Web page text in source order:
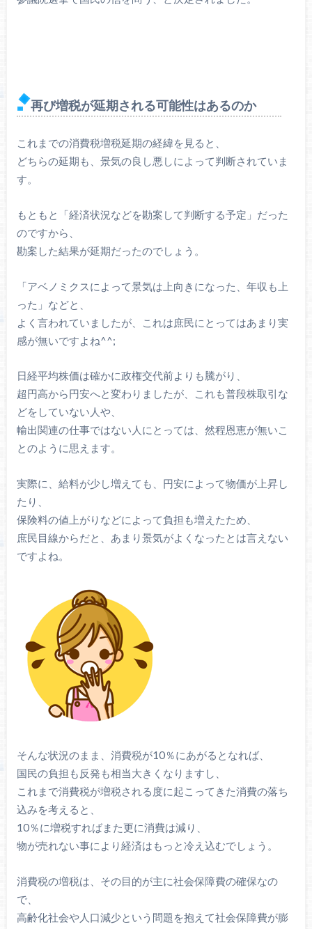
再び増税が延期される可能性はあるのか
これまでの消費税増税延期の経緯を見ると、
どちらの延期も、景気の良し悪しによって判断されていま
す。
もともと「経済状況などを勘案して判断する予定」だった
のですから、
勘案した結果が延期だったのでしょう。
「アベノミクスによって景気は上向きになった、年収も上
った」などと、
よく言われていましたが、これは庶民にとってはあまり実
感が無いですよね^^;
日経平均株価は確かに政権交代前よりも騰がり、
超円高から円安へと変わりましたが、これも普段株取引な
どをしていない人や、
輸出関連の仕事ではない人にとっては、然程恩恵が無いこ
とのように思えます。
実際に、給料が少し増えても、円安によって物価が上昇し
たり、
保険料の値上がりなどによって負担も増えたため、
庶民目線からだと、あまり景気がよくなったとは言えない
ですよね。
そんな状況のまま、消費税が10％にあがるとなれば、
国民の負担も反発も相当大きくなりますし、
これまで消費税が増税される度に起こってきた消費の落ち
込みを考えると、
10％に増税すればまた更に消費は減り、
物が売れない事により経済はもっと冷え込むでしょう。
消費税の増税は、その目的が主に社会保障費の確保なの
で、
高齢化社会や人口減少という問題を抱えて社会保障費が膨